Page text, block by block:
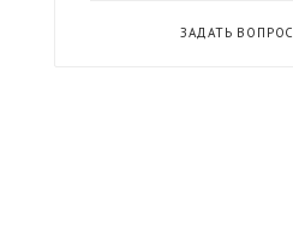
ЗАДАТЬ ВОПРОС